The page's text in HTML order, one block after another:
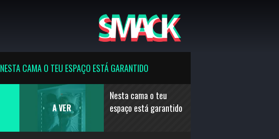
NESTA CAMA O TEU ESPAÇO ESTÁ GARANTIDO
Nesta cama o teu
espaço está garantido